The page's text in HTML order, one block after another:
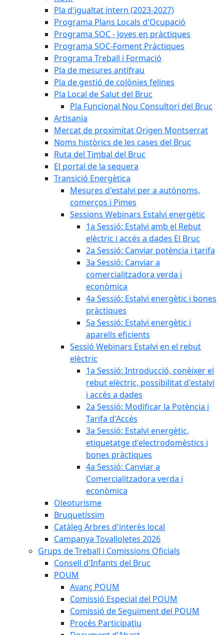
Pla d'igualtat intern (2023-2027)
Programa Plans Locals d'Ocupació
Programa SOC - Joves en pràctiques
Programa SOC-Foment Pràctiques
Programa Treball i Formació
Pla de mesures antifrau
Pla de gestió de colònies felines
Pla Local de Salut del Bruc
Pla Funcional Nou Consultori del Bruc
Artisania
Mercat de proximitat Origen Montserrat
Noms històrics de les cases del Bruc
Ruta del Timbal del Bruc
El portal de la sequera
Transició Energètica
Mesures d'estalvi per a autònoms,
comerços i Pimes
Sessions Webinars Estalvi energètic
1a Sessió: Estalvi amb el Rebut
elèctric i accés a dades El Bruc
2a Sessió: Canviar potència i tarifa
3a Sessió: Canviar a
comercialitzadora verda i
econòmica
4a Sessió: Estalvi energètic i bones
pràctiques
5a Sessió: Estalvi energètic i
aparells eficients
Sessió Webinars Estalvi en el rebut
elèctric
1a Sessió: Introducció, conèixer el
rebut elèctric, possibilitat d'estalvi
i accés a dades
2a Sessió: Modificar la Potència i
Tarifa d'Accés
3a Sessió: Estalvi energètic,
etiquetatge d'electrodomèstics i
bones pràctiques
4a Sessió: Canviar a
Comercialitzadora verda i
econòmica
Oleoturisme
Bruquetíssim
Catàleg Arbres d'interès local
Campanya Tovalloletes 2026
Grups de Treball i Comissions Oficials
Consell d'Infants del Bruc
POUM
Avanç POUM
Comissió Especial del POUM
Comissió de Seguiment del POUM
Procés Participatiu